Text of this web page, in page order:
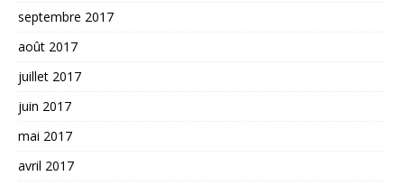
septembre 2017
août 2017
juillet 2017
juin 2017
mai 2017
avril 2017